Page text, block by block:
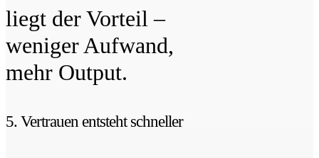
liegt der Vorteil –
weniger Aufwand,
mehr Output.
5. Vertrauen entsteht schneller